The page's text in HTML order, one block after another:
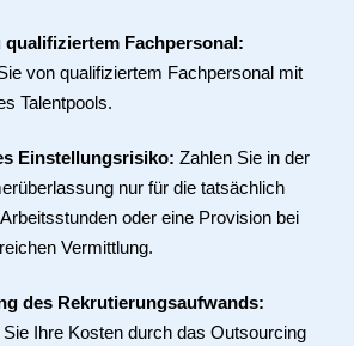
qualifiziertem Fachpersonal:
von qualifiziertem Fachpersonal mit
Talentpools.
Einstellungsrisiko: Zahlen Sie in der
nur für die tatsächlich
oder eine Provision bei
Vermittlung.
des Rekrutierungsaufwands:
Sie Ihre Kosten durch das Outsourcing